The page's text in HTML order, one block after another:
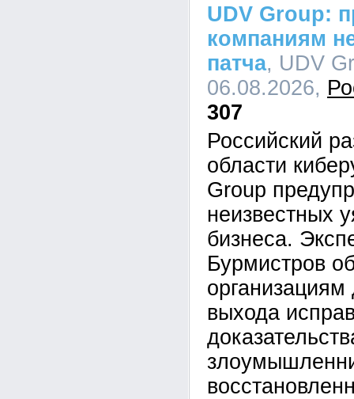
UDV Group:
компаниям
патча, UDV
06.08.2026,
307
Российский
области
Group
неизвестных
бизнеса.
Бурмистров
организациям
выхода